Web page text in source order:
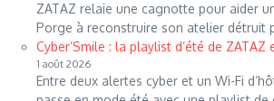
ZATAZ relaie une cagnotte pour aider
Porge à reconstruire son atelier détruit
Cyber’Smile : la playlist d’été de ZATAZ
1 août 2026
Entre deux alertes cyber et un Wi-Fi